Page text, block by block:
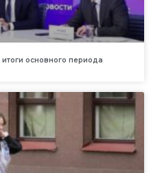
основного периода